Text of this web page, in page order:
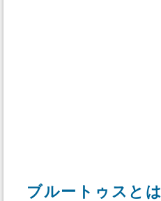
ブルートゥスとは